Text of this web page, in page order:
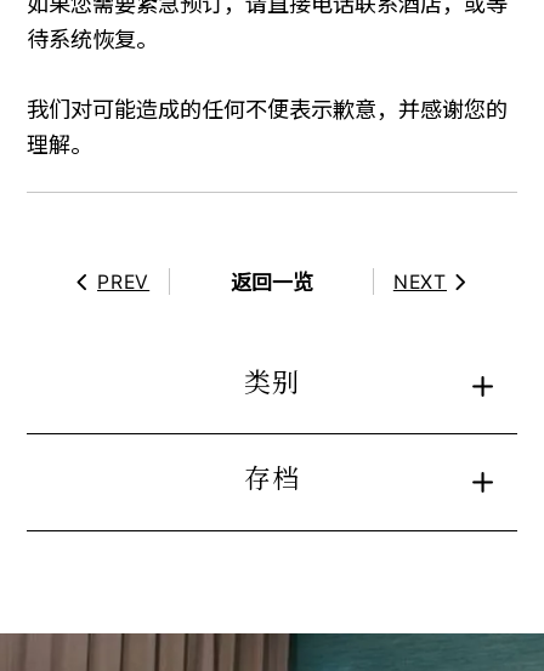
待系统恢复。
我们对可能造成的任何不便表示歉意，并感谢您的
理解。
PREV 返回一览 NEXT
类别
存档